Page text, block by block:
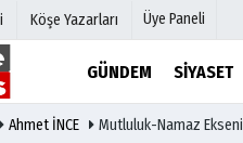
Köşe Yazarları Üye Paneli
GÜNDEM SIYASET
Hava Durumu
Ahmet İNCE Mutluluk-Namaz Ekseni